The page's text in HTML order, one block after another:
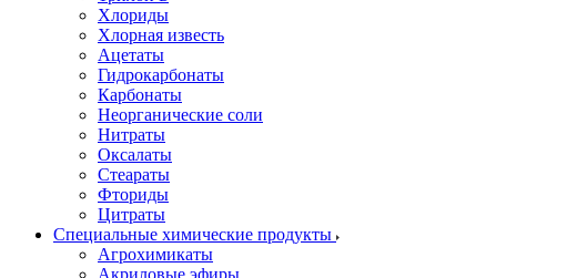
Хлориды
Хлорная известь
Ацетаты
Гидрокарбонаты
Карбонаты
Неорганические соли
Нитраты
Оксалаты
Стеараты
Фториды
Цитраты
Специальные химические продукты
Агрохимикаты
Акриловые эфиры